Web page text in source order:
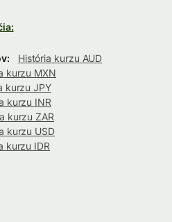
História kurzu AUD
kurzu MXN
kurzu JPY
kurzu INR
kurzu ZAR
kurzu USD
kurzu IDR